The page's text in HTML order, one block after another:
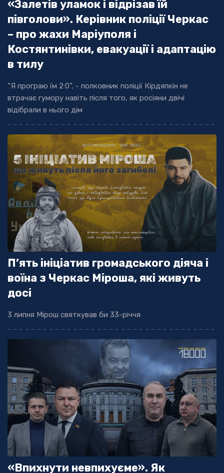
«Залетів уламок і відрізав їй
півголови». Керівник поліції Черкас
– про жахи Маріуполя і
Костянтинівки, евакуації і адаптацію
в тилу
“Я програю їм 2:0”, - полковник поліції Кірдяпкін не
втрачає гумору навіть після того, як росіяни двічі
відібрали в нього дім
П’ять ініціатив громадського діяча і
воїна з Черкас Міроша, які живуть
досі
3 липня Мірош святкував би 33-річчя
«Впихнути невпихуєме». Як